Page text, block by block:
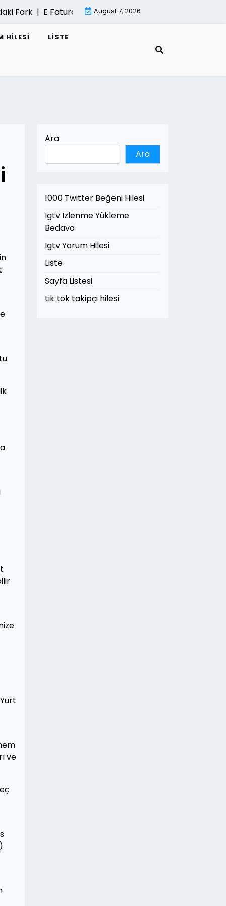
|E Fatura Cozum Ortagi Nasil Secilir |
August 7, 2026
HILESI LISTE
ve
Ara
Ara
1000 Twitter Beğeni Hilesi
Igtv Izlenme Yükleme
Bedava
Igtv Yorum Hilesi
Liste
Sayfa Listesi
tik tok takipçi hilesi